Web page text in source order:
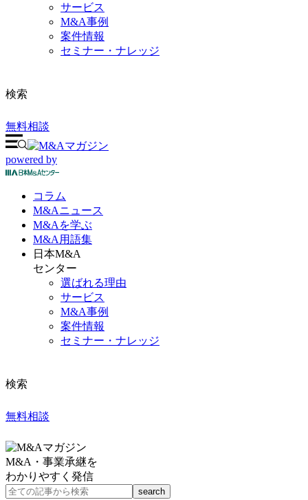
サービス
M&A事例
案件情報
セミナー・ナレッジ
検索
無料相談
powered by
コラム
M&Aニュース
M&Aを学ぶ
M&A 用語集
日本M&A
センター
選ばれる理由
サービス
M&A事例
案件情報
セミナー・ナレッジ
検索
無料相談
M&A・事業承継を
わかりやすく発信